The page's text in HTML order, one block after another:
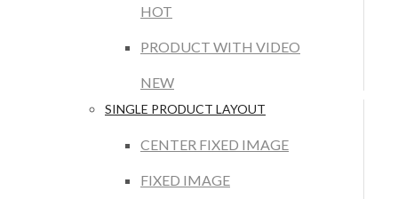
HOT
PRODUCT WITH VIDEO
NEW
SINGLE PRODUCT LAYOUT
CENTER FIXED IMAGE
FIXED IMAGE